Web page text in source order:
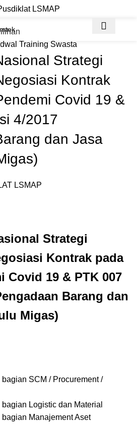
Training Swasta
Strategi
Kontrak
Covid 19 &
4/2017
dan Jasa
LSMAP
Strategi
Kontrak pada
Covid 19 & PTK 007
Barang dan
Migas)
SCM / Procurement /
Logistic dan Material
Manajement Aset